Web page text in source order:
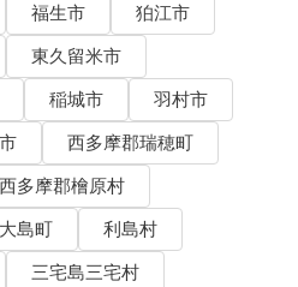
福生市
狛江市
東久留米市
稲城市
羽村市
西多摩郡瑞穂町
西多摩郡檜原村
大島町
利島村
三宅島三宅村